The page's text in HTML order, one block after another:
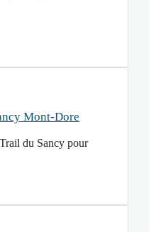
Mont-Dore
du Sancy pour